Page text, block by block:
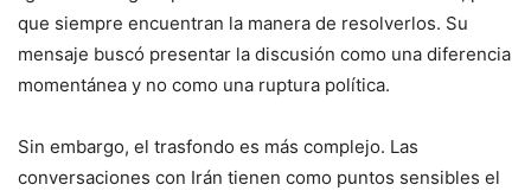
que siempre encuentran la manera de resolverlos. Su
mensaje buscó presentar la discusión como una diferencia
momentánea y no como una ruptura política.
Sin embargo, el trasfondo es más complejo. Las
conversaciones con Irán tienen como puntos sensibles el